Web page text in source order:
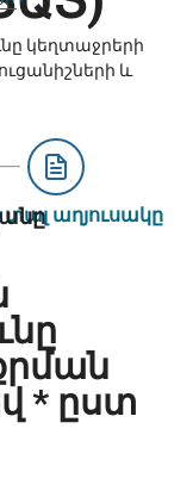
կեղտաջրերի
և
տալ աղյուսակը
* ըստ